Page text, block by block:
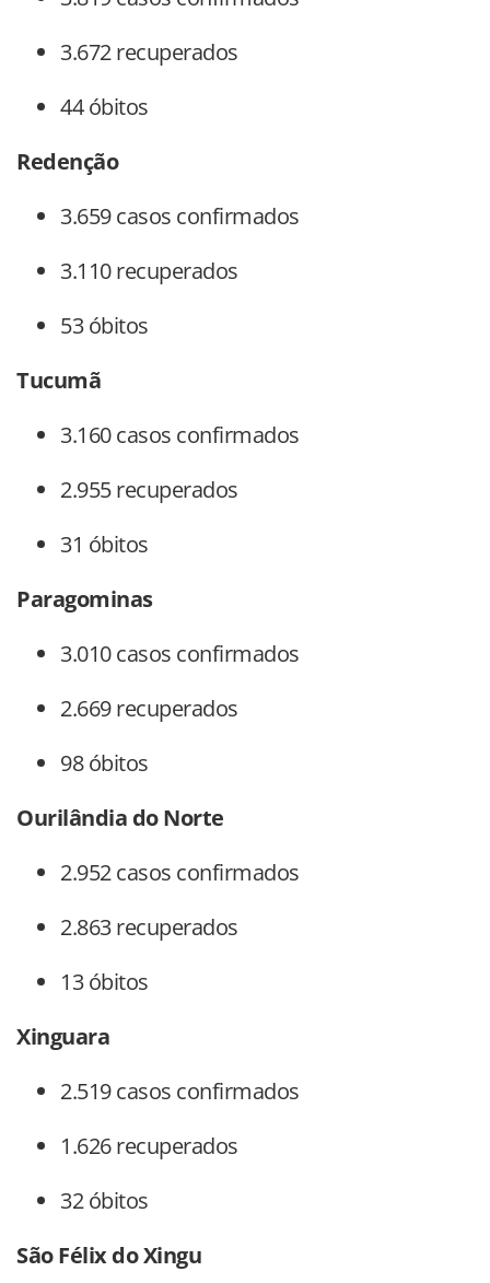
3.672 recuperados
44 óbitos
Redenção
3.659 casos confirmados
3.110 recuperados
53 óbitos
Tucumã
3.160 casos confirmados
2.955 recuperados
31 óbitos
Paragominas
3.010 casos confirmados
2.669 recuperados
98 óbitos
Ourilândia do Norte
2.952 casos confirmados
2.863 recuperados
13 óbitos
Xinguara
2.519 casos confirmados
1.626 recuperados
32 óbitos
São Félix do Xingu